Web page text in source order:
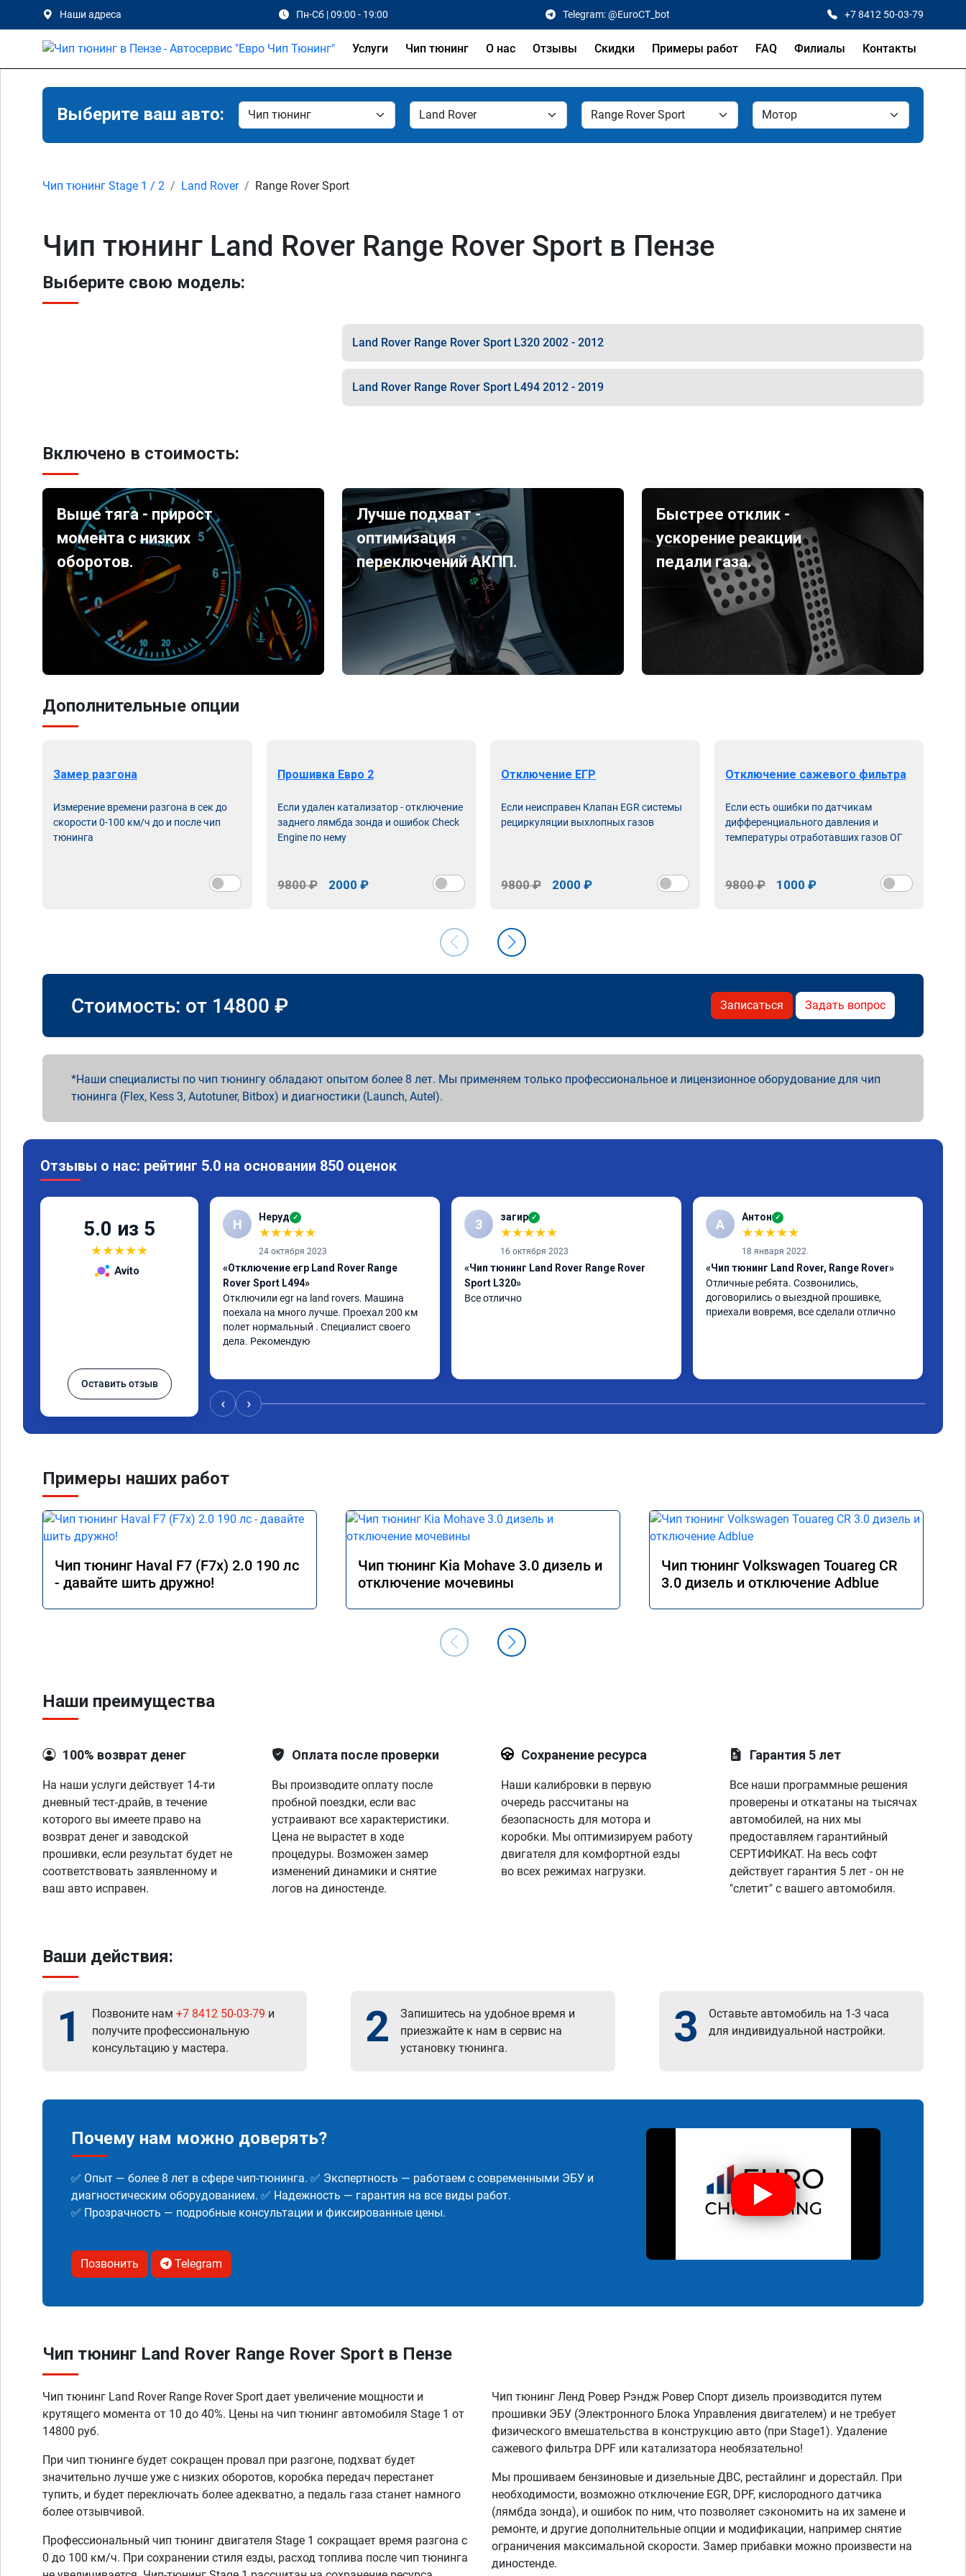
Наши адреса Пн-Сб | 09:00 - 19:00 Telegram: @EuroCT_bot +7 8412 50-03-79
Услуги Чип тюнинг О нас Отзывы Скидки Примеры работ FAQ Филиалы Контакты
Выберите ваш авто:
Чип тюнинг Stage 1 / 2 Land Rover Range Rover Sport
Чип тюнинг Land Rover Range Rover Sport в Пензе
Выберите свою модель:
Land Rover Range Rover Sport L320 2002 - 2012
Land Rover Range Rover Sport L494 2012 - 2019
Включено в стоимость:
Выше тяга - прирост
момента с низких
оборотов.
Лучше подхват -
оптимизация
переключений АКПП.
Быстрее отклик -
ускорение реакции
педали газа.
Дополнительные опции
Замер разгона
Измерение времени разгона в сек до
скорости 0-100 км/ч до и после чип
тюнинга
Прошивка Евро 2
Если удален катализатор - отключение
заднего лямбда зонда и ошибок Check
Engine по нему
9800 ₽ 2000 ₽
Отключение ЕГР
Если неисправен Клапан EGR системы
рециркуляции выхлопных газов
9800 ₽ 2000 ₽
Отключение сажевого фильтра
Если есть ошибки по датчикам
дифференциального давления и
температуры отработавших газов ОГ
9800 ₽ 1000 ₽
Стоимость: от 14800 ₽ Записаться Задать вопрос
Наши специалисты по чип тюнингу обладают опытом более 8 лет. Мы применяем только профессиональное и лицензионное оборудование для чип
тюнинга (Flex, Kess 3, Autotuner, Bitbox) и диагностики (Launch, Autel).
Отзывы о нас: рейтинг 5.0 на основании 850 оценок
5.0 из 5
★★★★★
Avito
Оставить отзыв
Н Неруд ✓
★★★★★
24 октября 2023
«Отключение егр Land Rover Range
Rover Sport L494»
Отключили egr на land rovers. Машина
поехала на много лучше. Проехал 200 км
полет нормальный . Специалист своего
дела. Рекомендую
З загир ✓
★★★★★
16 октября 2023
«Чип тюнинг Land Rover Range Rover
Sport L320»
Все отлично
А Антон ✓
★★★★★
18 января 2022
«Чип тюнинг Land Rover, Range Rover»
Отличные ребята. Созвонились,
договорились о выездной прошивке,
приехали вовремя, все сделали отлично
‹ ›
Примеры наших работ
Чип тюнинг Haval F7 (F7x) 2.0 190 лс
- давайте шить дружно!
Чип тюнинг Kia Mohave 3.0 дизель и
отключение мочевины
Чип тюнинг Volkswagen Touareg CR
3.0 дизель и отключение Adblue
Наши преимущества
100% возврат денег
На наши услуги действует 14-ти
дневный тест-драйв, в течение
которого вы имеете право на
возврат денег и заводской
прошивки, если результат будет не
соответствовать заявленному и
ваш авто исправен.
Оплата после проверки
Вы производите оплату после
пробной поездки, если вас
устраивают все характеристики.
Цена не вырастет в ходе
процедуры. Возможен замер
изменений динамики и снятие
логов на диностенде.
Сохранение ресурса
Наши калибровки в первую
очередь рассчитаны на
безопасность для мотора и
коробки. Мы оптимизируем работу
двигателя для комфортной езды
во всех режимах нагрузки.
Гарантия 5 лет
Все наши программные решения
проверены и откатаны на тысячах
автомобилей, на них мы
предоставляем гарантийный
СЕРТИФИКАТ. На весь софт
действует гарантия 5 лет - он не
"слетит" с вашего автомобиля.
Ваши действия:
1 Позвоните нам +7 8412 50-03-79 и
получите профессиональную
консультацию у мастера.
2
Запишитесь на удобное время и
приезжайте к нам в сервис на
установку тюнинга.
3
Оставьте автомобиль на 1-3 часа
для индивидуальной настройки.
Почему нам можно доверять?
✅ Опыт — более 8 лет в сфере чип-тюнинга. ✅ Экспертность — работаем с современными ЭБУ и
диагностическим оборудованием. ✅ Надежность — гарантия на все виды работ.
✅ Прозрачность — подробные консультации и фиксированные цены.
Позвонить Telegram
Чип тюнинг Land Rover Range Rover Sport в Пензе
Чип тюнинг Land Rover Range Rover Sport дает увеличение мощности и
крутящего момента от 10 до 40%. Цены на чип тюнинг автомобиля Stage 1 от
14800 руб.
При чип тюнинге будет сокращен провал при разгоне, подхват будет
значительно лучше уже с низких оборотов, коробка передач перестанет
тупить, и будет переключать более адекватно, а педаль газа станет намного
более отзывчивой.
Профессиональный чип тюнинг двигателя Stage 1 сокращает время разгона с
0 до 100 км/ч. При сохранении стиля езды, расход топлива после чип тюнинга
Чип тюнинг Ленд Ровер Рэндж Ровер Спорт дизель производится путем
прошивки ЭБУ (Электронного Блока Управления двигателем) и не требует
физического вмешательства в конструкцию авто (при Stage1). Удаление
сажевого фильтра DPF или катализатора необязательно!
Мы прошиваем бензиновые и дизельные ДВС, рестайлинг и дорестайл. При
необходимости, возможно отключение EGR, DPF, кислородного датчика
(лямбда зонда), и ошибок по ним, что позволяет сэкономить на их замене и
ремонте, и другие дополнительные опции и модификации, например снятие
ограничения максимальной скорости. Замер прибавки можно произвести на
диностенде.